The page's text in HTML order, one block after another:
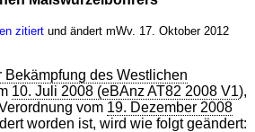
k.a.Abk.)
(Nr. 47); Geltung ab 17.10.2012
zitiert und ändert mWv. 17. Oktober 2012
Bekämpfung des Westlichen
10. Juli 2008 (eBAnz AT82 2008 V1),
vom 19. Dezember 2008
worden ist, wird wie folgt geändert: